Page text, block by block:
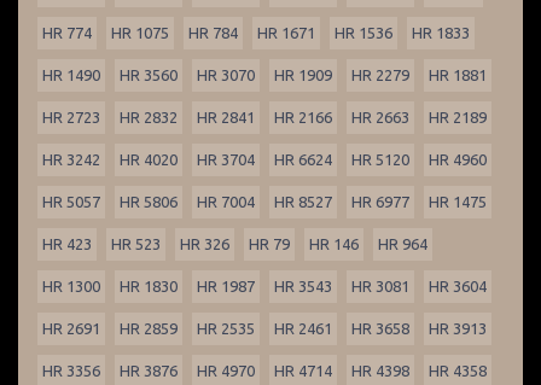
HR 774 HR 1075 HR 784 HR 1671 HR 1536 HR 1833
HR 1490 HR 3560 HR 3070 HR 1909 HR 2279 HR 1881
HR 2723 HR 2832 HR 2841 HR 2166 HR 2663 HR 2189
HR 3242 HR 4020 HR 3704 HR 6624 HR 5120 HR 4960
HR 5057 HR 5806 HR 7004 HR 8527 HR 6977 HR 1475
HR 423 HR 523 HR 326 HR 79 HR 146 HR 964
HR 1300 HR 1830 HR 1987 HR 3543 HR 3081 HR 3604
HR 2691 HR 2859 HR 2535 HR 2461 HR 3658 HR 3913
HR 3356 HR 3876 HR 4970 HR 4714 HR 4398 HR 4358